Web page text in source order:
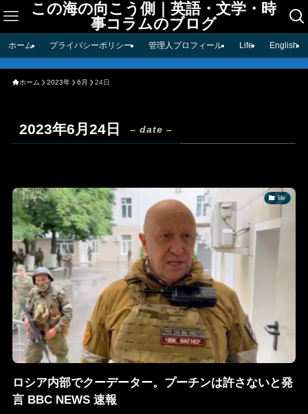
この海の向こう側｜英語・文学・時
事コラムのブログ
ホーム プライバシーポリシー 管理人プロフィール Life English
ホーム 2023年 6月 24日
2023年6月24日 – date –
life
ロシア内部でクーデーター。プーチンは許さないと発
言 BBC NEWS 速報